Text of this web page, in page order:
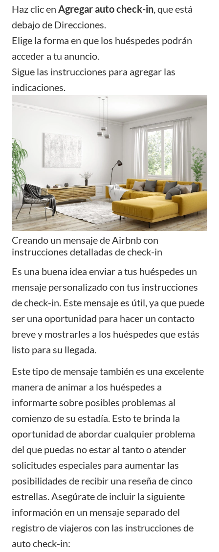
Haz clic en Agregar auto check-in , que está
debajo de Direcciones.
Elige la forma en que los huéspedes podrán
acceder a tu anuncio.
Sigue las instrucciones para agregar las
indicaciones.
Creando un mensaje de Airbnb con
instrucciones detalladas de check-in
Es una buena idea enviar a tus huéspedes un
mensaje personalizado con tus instrucciones
de check-in. Este mensaje es útil, ya que puede
ser una oportunidad para hacer un contacto
breve y mostrarles a los huéspedes que estás
listo para su llegada.
Este tipo de mensaje también es una excelente
manera de animar a los huéspedes a
informarte sobre posibles problemas al
comienzo de su estadía. Esto te brinda la
oportunidad de abordar cualquier problema
del que puedas no estar al tanto o atender
solicitudes especiales para aumentar las
posibilidades de recibir una reseña de cinco
estrellas. Asegúrate de incluir la siguiente
información en un mensaje separado del
registro de viajeros con las instrucciones de
auto check-in: